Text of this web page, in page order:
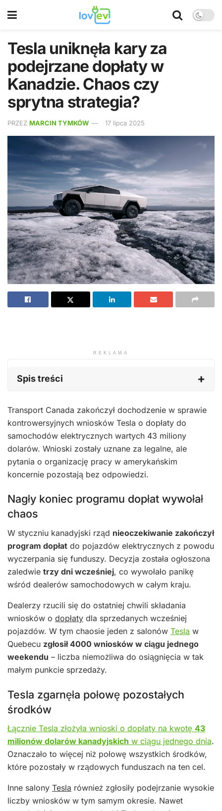
Tesla uniknęła kary za
podejrzane dopłaty w
Kanadzie. Chaos czy
sprytna strategia?
PRZEZ MARCIN TYMKÓW 17 lipca 2025
REKLAMA
Spis treści
Transport Canada zakończył dochodzenie w sprawie
kontrowersyjnych wniosków Tesla o dopłaty do
samochodów elektrycznych wartych 43 miliony
dolarów. Wnioski zostały uznane za legalne, ale
pytania o organizację pracy w amerykańskim
koncernie pozostają bez odpowiedzi.
Nagły koniec programu dopłat wywołał
chaos
W styczniu kanadyjski rząd nieoczekiwanie zakończył
program dopłat do pojazdów elektrycznych z powodu
wyczerpania się funduszy. Decyzja została ogłoszona
zaledwie trzy dni wcześniej, co wywołało panikę
wśród dealerów samochodowych w całym kraju.
Dealerzy rzucili się do ostatniej chwili składania
wniosków o dopłaty dla sprzedanych wcześniej
pojazdów. W tym chaosie jeden z salonów Tesla w
Quebecu zgłosił 4000 wniosków w ciągu jednego
weekendu – liczba niemożliwa do osiągnięcia w tak
małym punkcie sprzedaży.
Tesla zgarnęła połowę pozostałych
środków
Łącznie Tesla złożyła wnioski o dopłaty na kwotę 43
milionów dolarów kanadyjskich w ciągu jednego dnia.
Oznaczało to więcej niż połowę wszystkich środków,
które pozostały w rządowych funduszach na ten cel.
Inne salony Tesla również zgłosiły podejrzanie wysokie
liczby wniosków w tym samym okresie. Nawet